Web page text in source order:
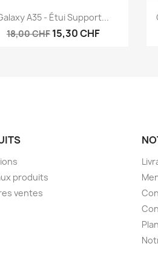
 Aperçu rapide
A35 - Étui Support...
18,00 CHF 15,30 CHF
produits
ventes